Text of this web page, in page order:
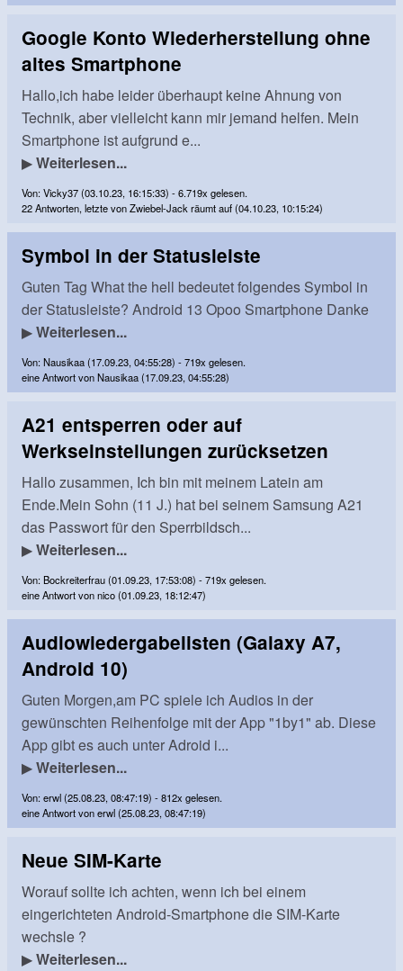
Google Konto Wiederherstellung ohne
altes Smartphone
Hallo,ich habe leider überhaupt keine Ahnung von
Technik, aber vielleicht kann mir jemand helfen. Mein
Smartphone ist aufgrund e...
▶Weiterlesen...
Von: Vicky37 (03.10.23, 16:15:33) - 6.719x gelesen.
22 Antworten, letzte von Zwiebel-Jack räumt auf (04.10.23, 10:15:24)
Symbol in der Statusleiste
Guten Tag What the hell bedeutet folgendes Symbol in
der Statusleiste? Android 13 Opoo Smartphone Danke
▶Weiterlesen...
Von: Nausikaa (17.09.23, 04:55:28) - 719x gelesen.
eine Antwort von Nausikaa (17.09.23, 04:55:28)
A21 entsperren oder auf
Werkseinstellungen zurücksetzen
Hallo zusammen, Ich bin mit meinem Latein am
Ende.Mein Sohn (11 J.) hat bei seinem Samsung A21
das Passwort für den Sperrbildsch...
▶Weiterlesen...
Von: Bockreiterfrau (01.09.23, 17:53:08) - 719x gelesen.
eine Antwort von nico (01.09.23, 18:12:47)
Audiowiedergabelisten (Galaxy A7,
Android 10)
Guten Morgen,am PC spiele ich Audios in der
gewünschten Reihenfolge mit der App "1by1" ab. Diese
App gibt es auch unter Adroid i...
▶Weiterlesen...
Von: erwl (25.08.23, 08:47:19) - 812x gelesen.
eine Antwort von erwl (25.08.23, 08:47:19)
Neue SIM-Karte
Worauf sollte ich achten, wenn ich bei einem
eingerichteten Android-Smartphone die SIM-Karte
wechsle ?
▶Weiterlesen...